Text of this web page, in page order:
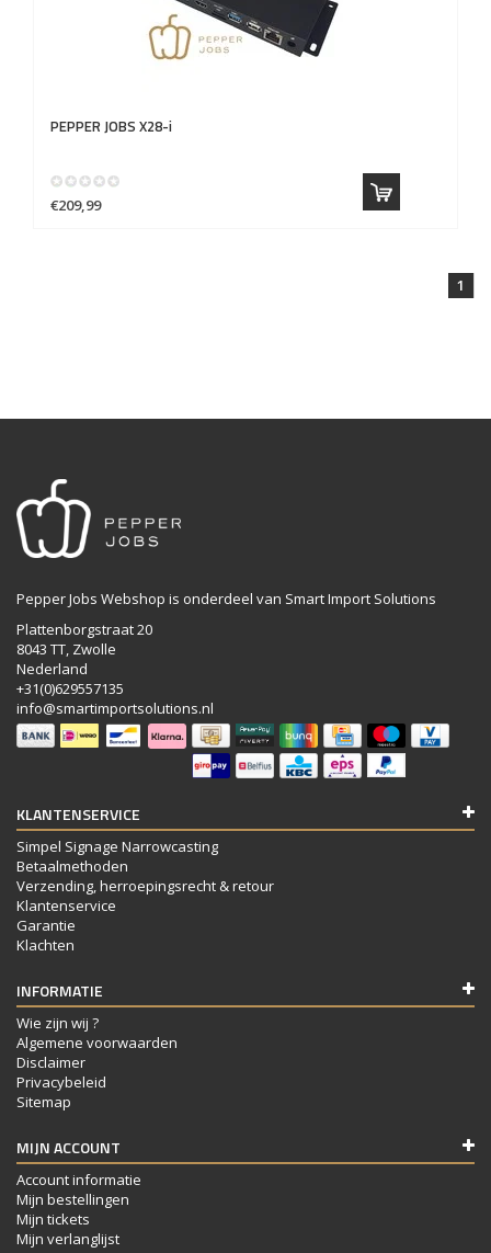
PEPPER JOBS X28-i
€209,99
1
Pepper Jobs Webshop is onderdeel van Smart Import Solutions
Plattenborgstraat 20
8043 TT, Zwolle
Nederland
+31(0)629557135
info@smartimportsolutions.nl
KLANTENSERVICE
Simpel Signage Narrowcasting
Betaalmethoden
Verzending, herroepingsrecht & retour
Klantenservice
Garantie
Klachten
INFORMATIE
Wie zijn wij ?
Algemene voorwaarden
Disclaimer
Privacybeleid
Sitemap
MIJN ACCOUNT
Account informatie
Mijn bestellingen
Mijn tickets
Mijn verlanglijst